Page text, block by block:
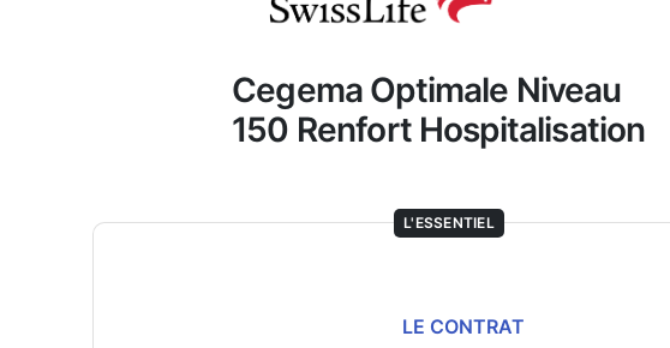
Cegema Optimale Niveau
150 Renfort Hospitalisation
L'ESSENTIEL
LE CONTRAT